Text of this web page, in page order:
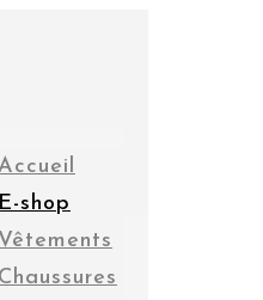
E-shop
Vêtements
Chaussures